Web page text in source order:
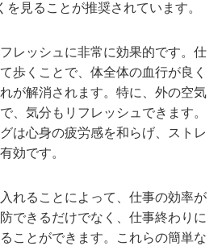
を見ることが推奨されています。
レッシュに非常に効果的です。仕
歩くことで、体全体の血行が良く
が解消されます。特に、外の空気
、気分もリフレッシュできます。
は心身の疲労感を和らげ、ストレ
効です。
れることによって、仕事の効率が
できるだけでなく、仕事終わりに
ことができます。これらの簡単な